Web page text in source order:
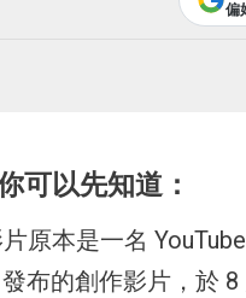
偏
可以先知道：
片原本是一名
布的創作影片，於 8